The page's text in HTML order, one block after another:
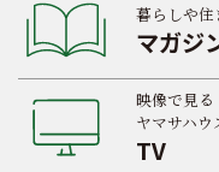
暮らしや
マガジ
映像で見る
ヤマサハ
TV